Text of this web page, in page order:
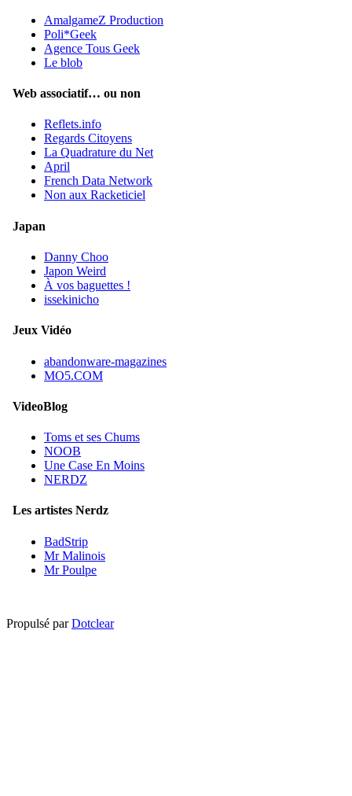
AmalgameZ Production
Poli*Geek
Agence Tous Geek
Le blob
Web associatif… ou non
Reflets.info
Regards Citoyens
La Quadrature du Net
April
French Data Network
Non aux Racketiciel
Japan
Danny Choo
Japon Weird
À vos baguettes !
issekinicho
Jeux Vidéo
abandonware-magazines
MO5.COM
VideoBlog
Toms et ses Chums
NOOB
Une Case En Moins
NERDZ
Les artistes Nerdz
BadStrip
Mr Malinois
Mr Poulpe
Propulsé parDotclear